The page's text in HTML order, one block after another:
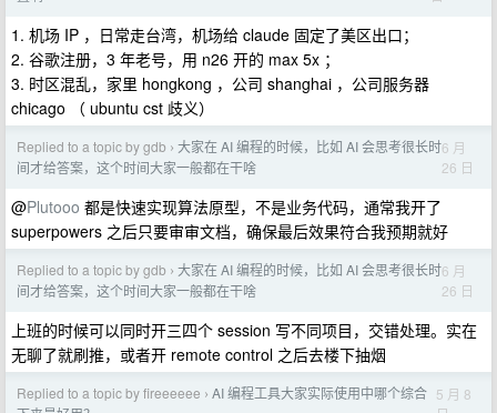
1. 机场 IP ，日常走台湾，机场给 claude 固定了美区出口；
2. 谷歌注册，3 年老号，用 n26 开的 max 5x ；
3. 时区混乱，家里 hongkong ，公司 shanghai ，公司服务器
chicago （ ubuntu cst 歧义）
Replied to a topic by gdb › 大家在 AI 编程的时候，比如 AI 会思考很长时
间才给答案，这个时间大家一般都在干啥
6 月
26 日
@Plutooo 都是快速实现算法原型，不是业务代码，通常我开了
superpowers 之后只要审审文档，确保最后效果符合我预期就好
Replied to a topic by gdb › 大家在 AI 编程的时候，比如 AI 会思考很长时
间才给答案，这个时间大家一般都在干啥
6 月
26 日
上班的时候可以同时开三四个 session 写不同项目，交错处理。实在
无聊了就刷推，或者开 remote control 之后去楼下抽烟
Replied to a topic by fireeeeee › AI 编程工具大家实际使用中哪个综合 5 月 8